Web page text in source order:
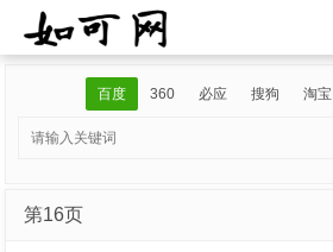
百度 360 必应 搜狗 淘宝
第16页